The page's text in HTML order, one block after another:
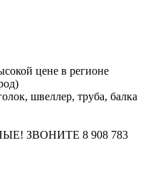
цене в регионе
швеллер, труба, балка
ЗВОНИТЕ 8 908 783